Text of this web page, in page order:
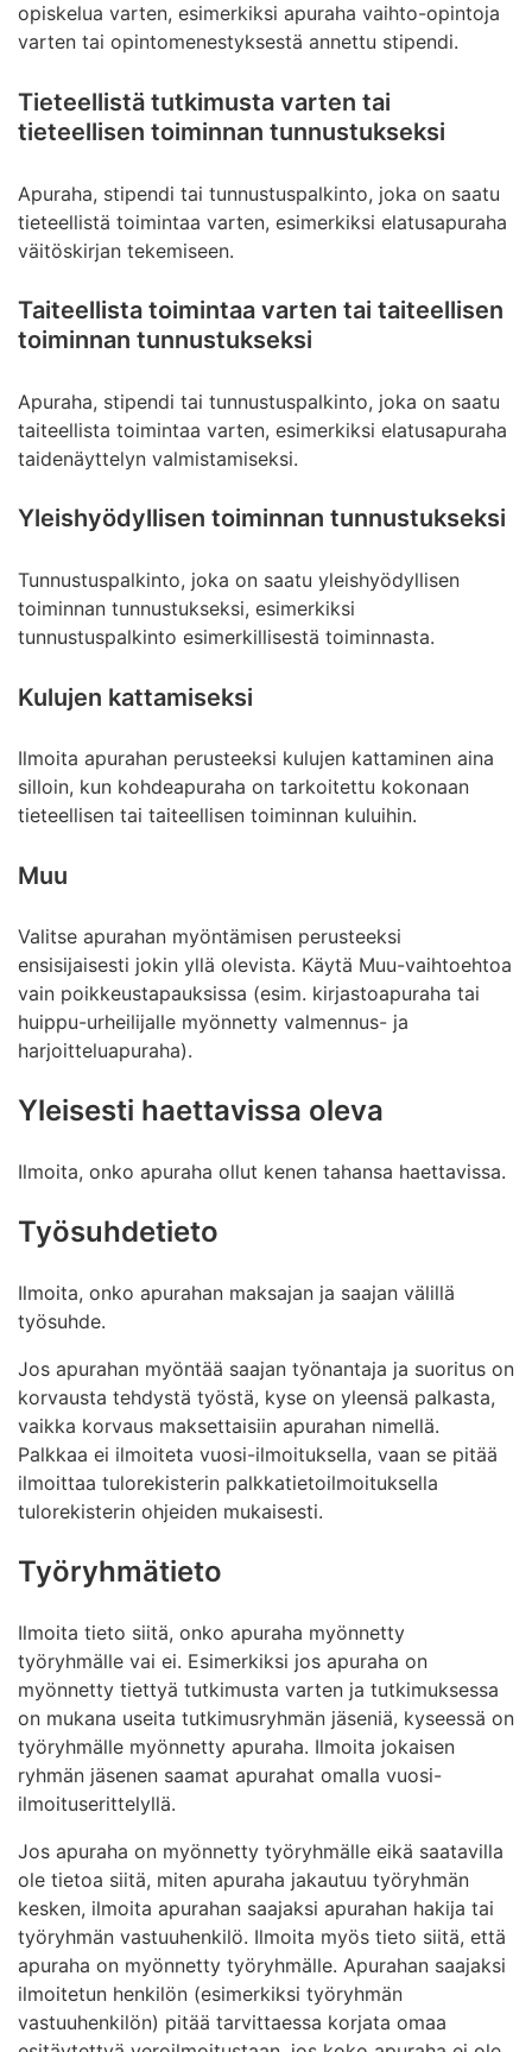
opiskelua varten, esimerkiksi apuraha vaihto-opintoja
varten tai opintomenestyksestä annettu stipendi.
Tieteellistä tutkimusta varten tai
tieteellisen toiminnan tunnustukseksi
Apuraha, stipendi tai tunnustuspalkinto, joka on saatu
tieteellistä toimintaa varten, esimerkiksi elatusapuraha
väitöskirjan tekemiseen.
Taiteellista toimintaa varten tai taiteellisen
toiminnan tunnustukseksi
Apuraha, stipendi tai tunnustuspalkinto, joka on saatu
taiteellista toimintaa varten, esimerkiksi elatusapuraha
taidenäyttelyn valmistamiseksi.
Yleishyödyllisen toiminnan tunnustukseksi
Tunnustuspalkinto, joka on saatu yleishyödyllisen
toiminnan tunnustukseksi, esimerkiksi
tunnustuspalkinto esimerkillisestä toiminnasta.
Kulujen kattamiseksi
Ilmoita apurahan perusteeksi kulujen kattaminen aina
silloin, kun kohdeapuraha on tarkoitettu kokonaan
tieteellisen tai taiteellisen toiminnan kuluihin.
Muu
Valitse apurahan myöntämisen perusteeksi
ensisijaisesti jokin yllä olevista. Käytä Muu-vaihtoehtoa
vain poikkeustapauksissa (esim. kirjastoapuraha tai
huippu-urheilijalle myönnetty valmennus- ja
harjoitteluapuraha).
Yleisesti haettavissa oleva
Ilmoita, onko apuraha ollut kenen tahansa haettavissa.
Työsuhdetieto
Ilmoita, onko apurahan maksajan ja saajan välillä
työsuhde.
Jos apurahan myöntää saajan työnantaja ja suoritus on
korvausta tehdystä työstä, kyse on yleensä palkasta,
vaikka korvaus maksettaisiin apurahan nimellä.
Palkkaa ei ilmoiteta vuosi-ilmoituksella, vaan se pitää
ilmoittaa tulorekisterin palkkatietoilmoituksella
tulorekisterin ohjeiden mukaisesti.
Työryhmätieto
Ilmoita tieto siitä, onko apuraha myönnetty
työryhmälle vai ei. Esimerkiksi jos apuraha on
myönnetty tiettyä tutkimusta varten ja tutkimuksessa
on mukana useita tutkimusryhmän jäseniä, kyseessä on
työryhmälle myönnetty apuraha. Ilmoita jokaisen
ryhmän jäsenen saamat apurahat omalla vuosi-
ilmoituserittelyllä.
Jos apuraha on myönnetty työryhmälle eikä saatavilla
ole tietoa siitä, miten apuraha jakautuu työryhmän
kesken, ilmoita apurahan saajaksi apurahan hakija tai
työryhmän vastuuhenkilö. Ilmoita myös tieto siitä, että
apuraha on myönnetty työryhmälle. Apurahan saajaksi
ilmoitetun henkilön (esimerkiksi työryhmän
vastuuhenkilön) pitää tarvittaessa korjata omaa